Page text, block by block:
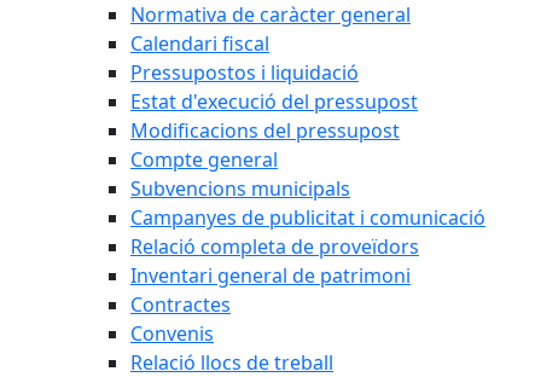
Normativa de caràcter general
Calendari fiscal
Pressupostos i liquidació
Estat d'execució del pressupost
Modificacions del pressupost
Compte general
Subvencions municipals
Campanyes de publicitat i comunicació
Relació completa de proveïdors
Inventari general de patrimoni
Contractes
Convenis
Relació llocs de treball